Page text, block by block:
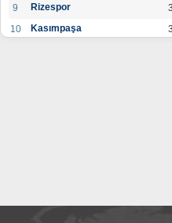
9
Rizespor
10
Kasımpaşa